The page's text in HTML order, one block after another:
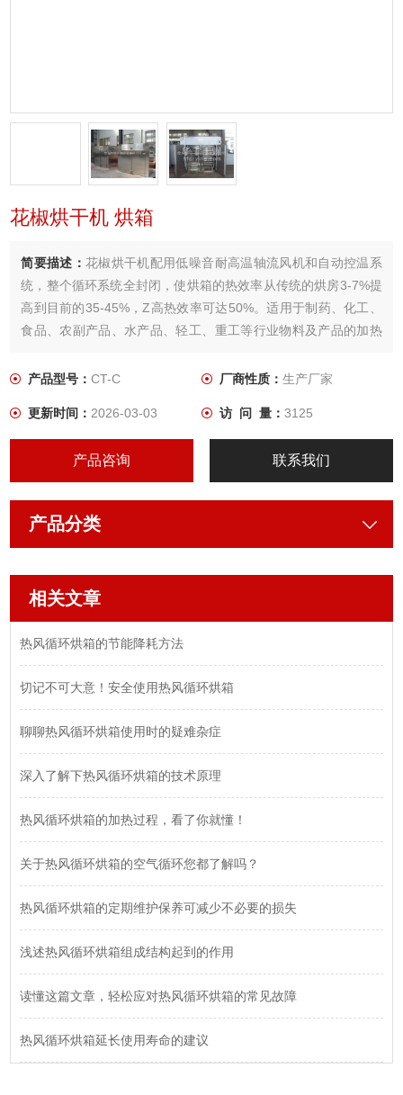
花椒烘干机 烘箱
简要描述： 花椒烘干机配用低噪音耐高温轴流风机和自动控温系
统，整个循环系统全封闭，使烘箱的热效率从传统的烘房3-7%提
高到目前的35-45%，Z高热效率可达50%。适用于制药、化工、
食品、农副产品、水产品、轻工、重工等行业物料及产品的加热
产品型号：CT-C 厂商性质： 生产厂家
更新时间：2026-03-03 访 问 量： 3125
产品咨询 联系我们
产品分类
相关文章
热风循环烘箱的节能降耗方法
切记不可大意！安全使用热风循环烘箱
聊聊热风循环烘箱使用时的疑难杂症
深入了解下热风循环烘箱的技术原理
热风循环烘箱的加热过程，看了你就懂！
关于热风循环烘箱的空气循环您都了解吗？
热风循环烘箱的定期维护保养可减少不必要的损失
浅述热风循环烘箱组成结构起到的作用
读懂这篇文章，轻松应对热风循环烘箱的常见故障
热风循环烘箱延长使用寿命的建议